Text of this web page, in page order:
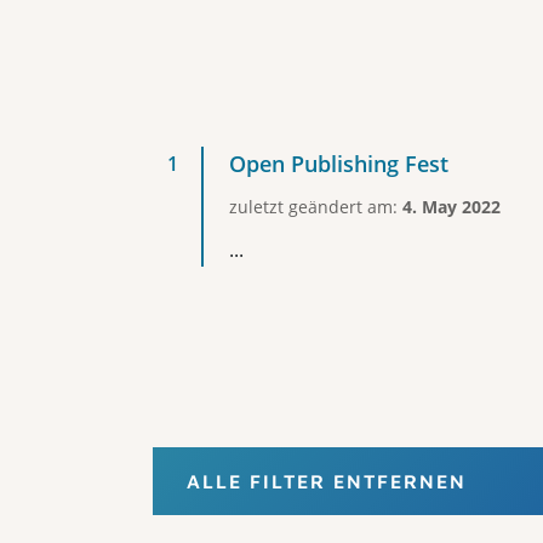
Open Publishing Fest
zuletzt geändert am: 4. May 2022
...
ALLE FILTER ENTFERNEN